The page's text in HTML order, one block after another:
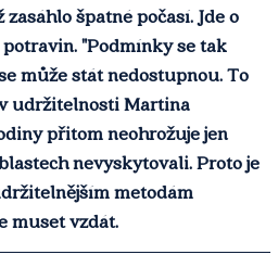
špatné počasí. Jde o
"Podmínky se tak
může stát nedostupnou. To
udržitelnosti Martina
přitom neohrožuje jen
nevyskytovali. Proto je
metodám
muset vzdát.